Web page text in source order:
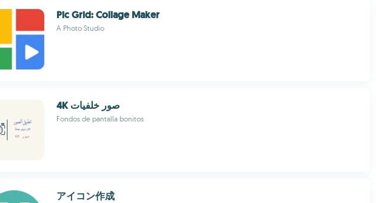
Pic Grid: Collage Maker
A Photo Studio
4K صور خلفيات
Fondos de pantalla bonitos
アイコン作成